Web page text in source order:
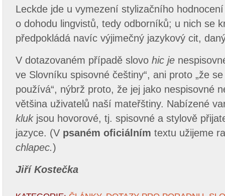
Leckde jde u vymezení stylizačního
o dohodu lingvistů, tedy odborníků; u nich se
předpokládá navíc výjimečný jazykový cit,
V dotazovaném případě slovo hic je
ve Slovníku spisovné češtiny“, ani proto „že
používá“, nýbrž proto, že jej jako nespisovné
většina uživatelů naší mateřštiny. Nabízené
kluk jsou hovorové, tj. spisovné a stylově
jazyce. (V psaném oficiálním textu užijeme
chlapec.)
Jiří Kostečka